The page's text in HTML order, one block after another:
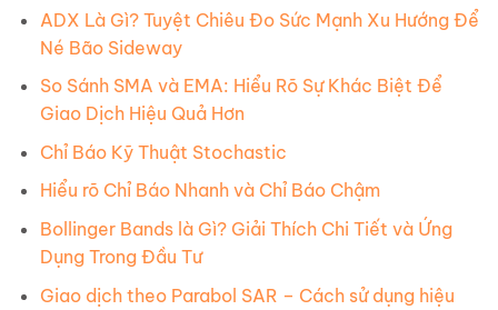
ADX Là Gì? Tuyệt Chiêu Đo Sức Mạnh Xu Hướng Để
Né Bão Sideway
So Sánh SMA và EMA: Hiểu Rõ Sự Khác Biệt Để
Giao Dịch Hiệu Quả Hơn
Chỉ Báo Kỹ Thuật Stochastic
Hiểu rõ Chỉ Báo Nhanh và Chỉ Báo Chậm
Bollinger Bands là Gì? Giải Thích Chi Tiết và Ứng
Dụng Trong Đầu Tư
Giao dịch theo Parabol SAR – Cách sử dụng hiệu